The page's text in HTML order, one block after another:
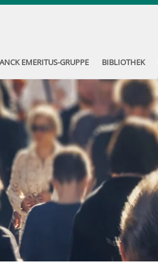
EMERITUS-GRUPPE BIBLIOTHEK